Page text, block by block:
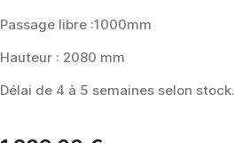
Passage libre :1000mm
Hauteur : 2080 mm
Délai de 4 à 5 semaines selon stock.